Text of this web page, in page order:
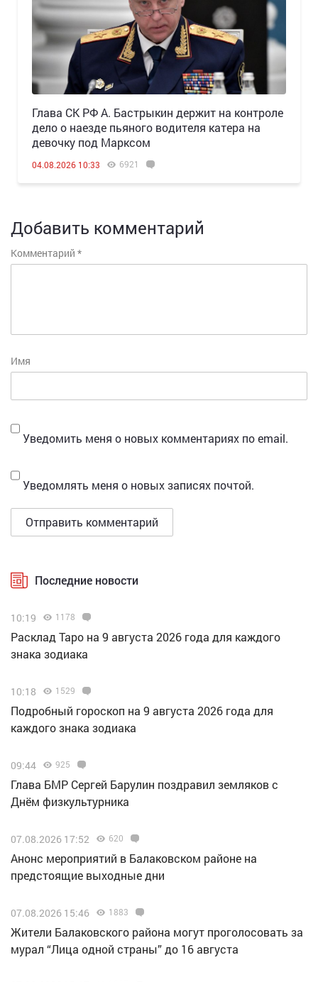
Глава СК РФ А. Бастрыкин держит на контроле
дело о наезде пьяного водителя катера на
девочку под Марксом
04.08.2026 10:33 6921
Добавить комментарий
Комментарий *
Имя
Уведомить меня о новых комментариях по email.
Уведомлять меня о новых записях почтой.
Последние новости
10:19 1178
Расклад Таро на 9 августа 2026 года для каждого
знака зодиака
10:18 1529
Подробный гороскоп на 9 августа 2026 года для
каждого знака зодиака
09:44 925
Глава БМР Сергей Барулин поздравил земляков с
Днём физкультурника
07.08.2026 17:52 620
Анонс мероприятий в Балаковском районе на
предстоящие выходные дни
07.08.2026 15:46 1883
Жители Балаковского района могут проголосовать за
мурал “Лица одной страны” до 16 августа